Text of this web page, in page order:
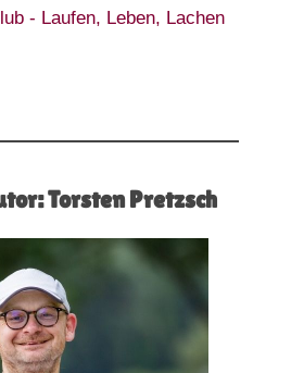
Torsten Pretzsch